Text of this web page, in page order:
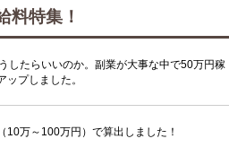
料特集！
したらいいのか。副業が大事な中で50万円稼
ップしました。
10万～100万円）で算出しました！